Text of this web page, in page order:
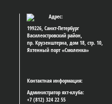
Адрес:
199226, Санкт-Петербург
Василеостровский район,
пр. Крузенштерна, дом 18, стр. 10,
Яхтенный порт «Смоленка»
Контактная информация:
Администратор яхт-клуба:
+7 (812) 324 22 55